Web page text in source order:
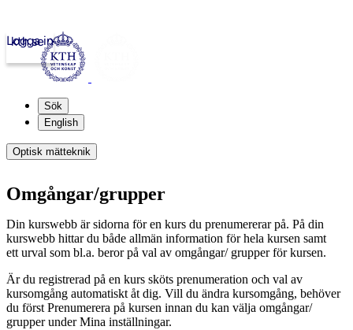
kth.se
Logga in
Sök
English
Optisk mätteknik
Omgångar/grupper
Din kurswebb är sidorna för en kurs du prenumererar på. På din
kurswebb hittar du både allmän information för hela kursen samt
ett urval som bl.a. beror på val av omgångar/ grupper för kursen.
Är du registrerad på en kurs sköts prenumeration och val av
kursomgång automatiskt åt dig. Vill du ändra kursomgång, behöver
du först Prenumerera på kursen innan du kan välja omgångar/
grupper under Mina inställningar.